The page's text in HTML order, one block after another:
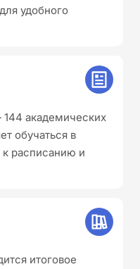
удобного
академических
обучаться в
к расписанию и
итоговое